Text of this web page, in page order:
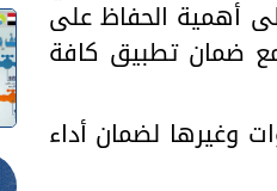
أهمية الحفاظ على
ضمان تطبيق كافة
وغيرها لضمان أداء